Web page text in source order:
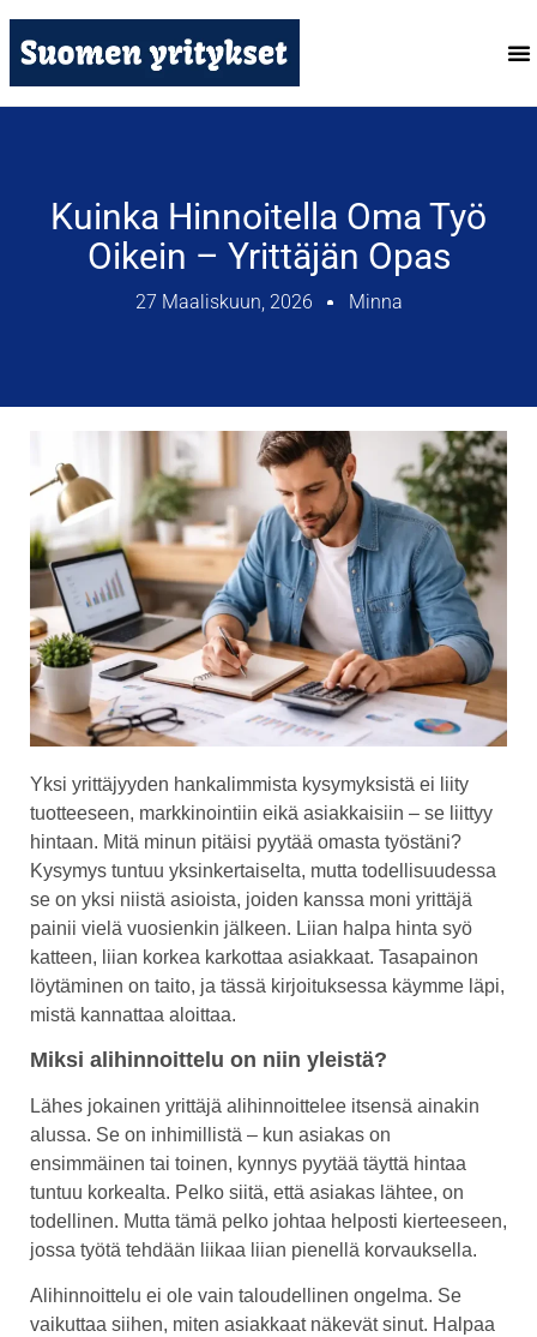
Kuinka Hinnoitella Oma Työ
Oikein – Yrittäjän Opas
27 Maaliskuun, 2026 Minna
Yksi yrittäjyyden hankalimmista kysymyksistä ei liity
tuotteeseen, markkinointiin eikä asiakkaisiin – se liittyy
hintaan. Mitä minun pitäisi pyytää omasta työstäni?
Kysymys tuntuu yksinkertaiselta, mutta todellisuudessa
se on yksi niistä asioista, joiden kanssa moni yrittäjä
painii vielä vuosienkin jälkeen. Liian halpa hinta syö
katteen, liian korkea karkottaa asiakkaat. Tasapainon
löytäminen on taito, ja tässä kirjoituksessa käymme läpi,
mistä kannattaa aloittaa.
Miksi alihinnoittelu on niin yleistä?
Lähes jokainen yrittäjä alihinnoittelee itsensä ainakin
alussa. Se on inhimillistä – kun asiakas on
ensimmäinen tai toinen, kynnys pyytää täyttä hintaa
tuntuu korkealta. Pelko siitä, että asiakas lähtee, on
todellinen. Mutta tämä pelko johtaa helposti kierteeseen,
jossa työtä tehdään liikaa liian pienellä korvauksella.
Alihinnoittelu ei ole vain taloudellinen ongelma. Se
vaikuttaa siihen, miten asiakkaat näkevät sinut. Halpaa